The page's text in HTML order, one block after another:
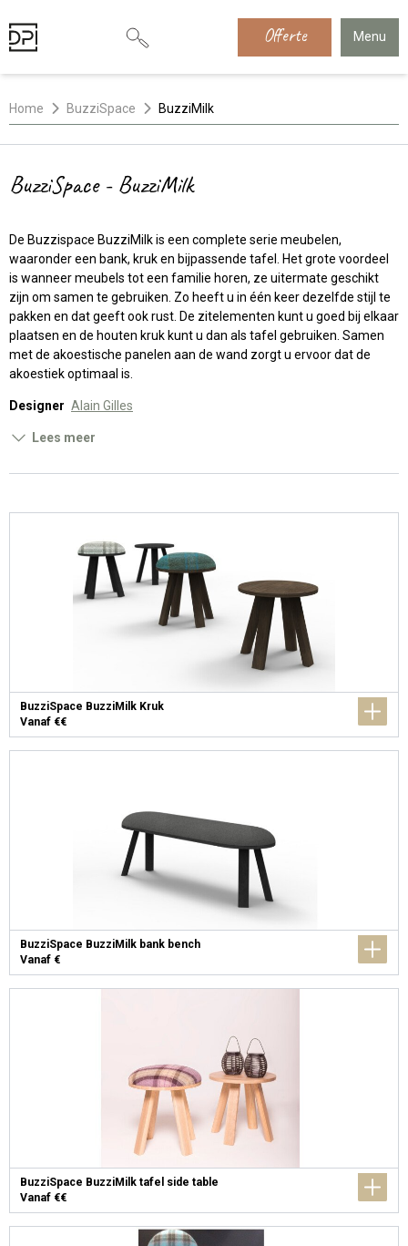
Offerte Menu
Home BuzziSpace BuzziMilk
BuzziSpace - BuzziMilk
De Buzzispace BuzziMilk is een complete serie meubelen,
waaronder een bank, kruk en bijpassende tafel. Het grote voordeel
is wanneer meubels tot een familie horen, ze uitermate geschikt
zijn om samen te gebruiken. Zo heeft u in één keer dezelfde stijl te
pakken en dat geeft ook rust. De zitelementen kunt u goed bij elkaar
plaatsen en de houten kruk kunt u dan als tafel gebruiken. Samen
met de akoestische panelen aan de wand zorgt u ervoor dat de
akoestiek optimaal is.
Designer Alain Gilles
Lees meer
BuzziSpace BuzziMilk Kruk
Vanaf €€
BuzziSpace BuzziMilk bank bench
Vanaf €
BuzziSpace BuzziMilk tafel side table
Vanaf €€